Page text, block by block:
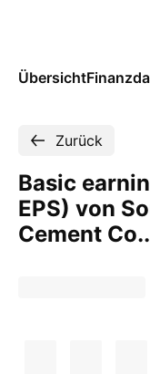
Übersicht
Zurück
Basic
EPS) von
Cement Co..